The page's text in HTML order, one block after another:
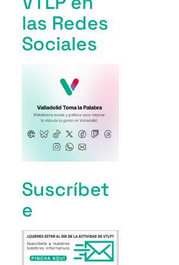
las Redes
Sociales
Suscríbet
e